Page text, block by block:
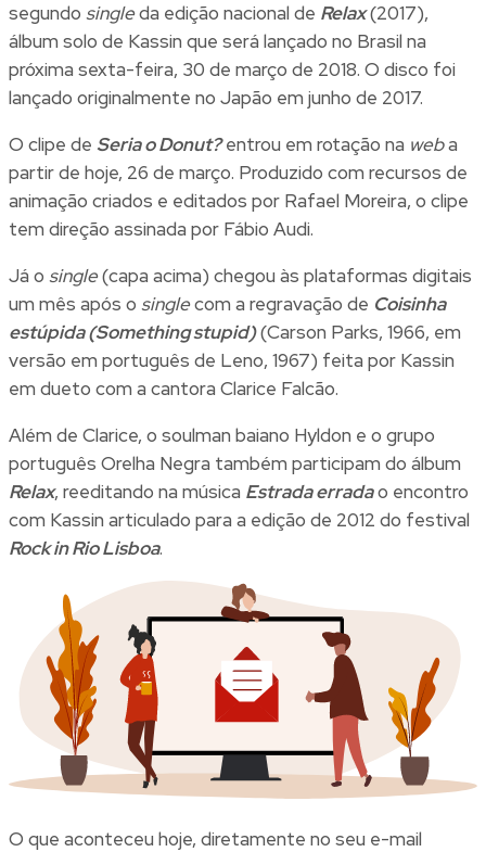
segundo singleda edição nacional de Relax(2017),
álbum solo de Kassin que será lançado no Brasil na
próxima sexta-feira, 30 de março de 2018. O disco foi
lançado originalmente no Japão em junho de 2017.
O clipe de Seria o Donut?entrou em rotação na weba
partir de hoje, 26 de março. Produzido com recursos de
animação criados e editados por Rafael Moreira, o clipe
tem direção assinada por Fábio Audi.
Já o single(capa acima) chegou às plataformas digitais
um mês após o singlecom a regravação de Coisinha
estúpida (Something stupid)(Carson Parks, 1966, em
versão em português de Leno, 1967) feita por Kassin
em dueto com a cantora Clarice Falcão.
Além de Clarice, o soulman baiano Hyldon e o grupo
português Orelha Negra também participam do álbum
Relax, reeditando na música Estrada erradao encontro
com Kassin articulado para a edição de 2012 do festival
Rock in Rio Lisboa.
O que aconteceu hoje, diretamente no seu e-mail